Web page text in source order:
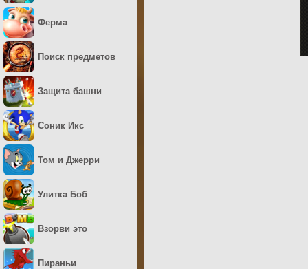
Ферма
Поиск предметов
Защита башни
Соник Икс
Том и Джерри
Улитка Боб
Взорви это
Пираньи